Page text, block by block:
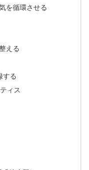
を循環させる
える
する
ィス